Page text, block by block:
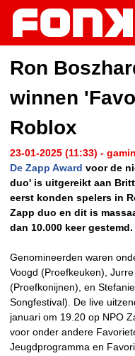
Ron
winnen
Roblox
23-01-2025 (11:33) -
De Zapp Award voor de
duo' is uitgereikt aan
eerst konden spelers in
Zapp duo en dit is
dan 10.000 keer gestemd.
Genomineerden waren
Voogd (Proefkeuken),
(Proefkonijnen), en
Songfestival). De live
januari om 19.20 op NPO
voor onder andere
Jeugdprogramma en